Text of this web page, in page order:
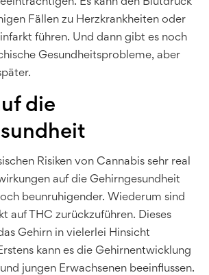
Es kann den Blutdruck
Fällen zu Herzkrankheiten oder
führen. Und dann gibt es noch
Gesundheitsprobleme, aber
die
Risiken von Cannabis sehr real
auf die Gehirngesundheit
beunruhigender. Wiederum sind
auf THC zurückzuführen. Dieses
Gehirn in vielerlei Hinsicht
kann es die Gehirnentwicklung
jungen Erwachsenen beeinflussen.